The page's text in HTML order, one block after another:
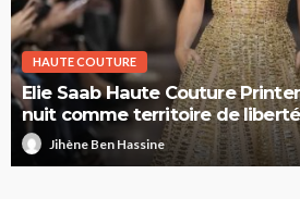
HAUTE COUTURE
Elie Saab Haute Couture
nuit comme territoire de liberté
Jihène Ben Hassine